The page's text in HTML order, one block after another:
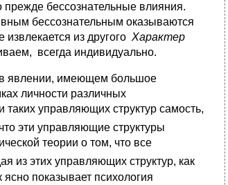
прежде бессознательные влияния.
бессознательным оказываются
из другого Характер
всегда индивидуально.
в явлении, имеющем большое
личности различных
управляющих структур самость,
эти управляющие структуры
теории о том, что все
из этих управляющих структур, как
показывает психология